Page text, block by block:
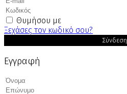
Θυμήσου με
Ξεχάσες τον κωδικό σου?
Σύνδεση
Εγγραφή